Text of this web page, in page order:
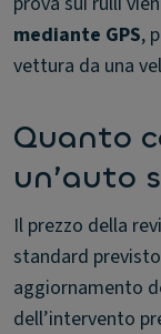
mediante GPS,
vettura da una
Quanto
un’auto
Il prezzo della
standard
aggiornamento
dell’intervento